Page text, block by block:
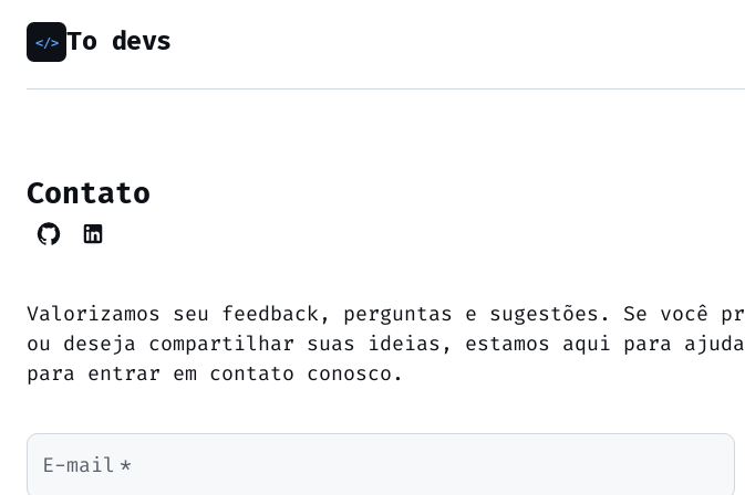
To devs
Contato
Valorizamos seu feedback, perguntas e sugestões. Se você
ou deseja compartilhar suas ideias, estamos aqui para
para entrar em contato conosco.
E-mail *